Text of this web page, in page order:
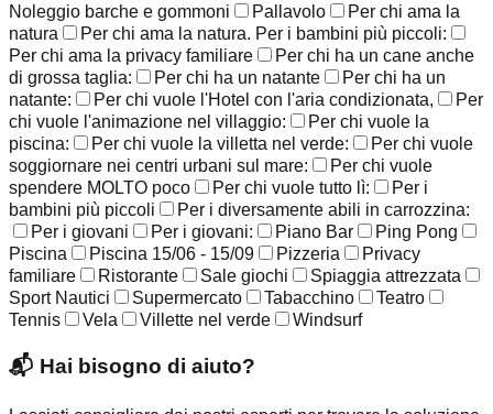
Noleggio barche e gommoni
Pallavolo
Per chi ama la
natura
Per chi ama la natura. Per i bambini più piccoli:
Per chi ama la privacy familiare
Per chi ha un cane anche
di grossa taglia:
Per chi ha un natante
Per chi ha un
natante:
Per chi vuole l'Hotel con l'aria condizionata,
Per
chi vuole l'animazione nel villaggio:
Per chi vuole la
piscina:
Per chi vuole la villetta nel verde:
Per chi vuole
soggiornare nei centri urbani sul mare:
Per chi vuole
spendere MOLTO poco
Per chi vuole tutto lì:
Per i
bambini più piccoli
Per i diversamente abili in carrozzina:
Per i giovani
Per i giovani: Piano Bar
Ping Pong
Piscina
Piscina 15/06 - 15/09 Pizzeria
Privacy
familiare
Ristorante Sale giochi
Spiaggia attrezzata
Sport Nautici
Supermercato Tabacchino
Teatro
Tennis
Vela Villette nel verde Windsurf
📬 Hai bisogno di aiuto?